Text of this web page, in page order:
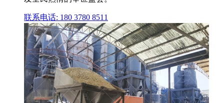
联系电话: 180 3780 8511